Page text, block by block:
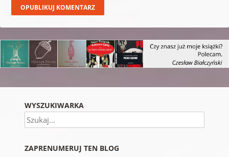
WYSZUKIWARKA
Szukaj
ZAPRENUMERUJ TEN BLOG